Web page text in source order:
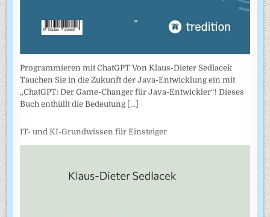
Programmieren mit ChatGPT Von Klaus-Dieter Sedlacek
Tauchen Sie in die Zukunft der Java-Entwicklung ein mit
„ChatGPT: Der Game-Changer für Java-Entwickler“! Dieses
Buch enthüllt die Bedeutung [...]
IT- und KI-Grundwissen für Einsteiger